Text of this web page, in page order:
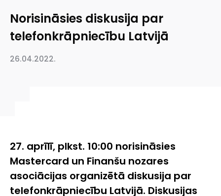
Norisināsies diskusija par
telefonkrāpniecību Latvijā
26.04.2022.
27. aprīlī, plkst. 10:00 norisināsies
Mastercard un Finanšu nozares
asociācijas organizētā diskusija par
telefonkrāpniecību Latvijā. Diskusijas